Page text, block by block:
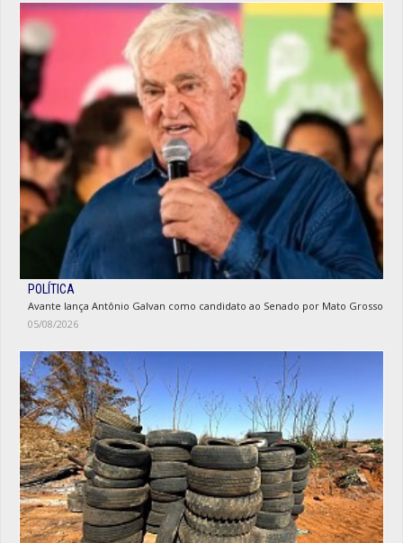
POLÍTICA
Avante lança Antônio Galvan como candidato ao Senado por Mato Grosso
05/08/2026